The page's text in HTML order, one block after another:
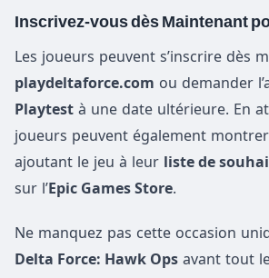
Inscrivez-vous dès Maintenant
Les joueurs peuvent s’inscrire dès
playdeltaforce.com ou demander
Playtest à une date ultérieure. En
joueurs peuvent également
ajoutant le jeu à leur liste de
sur l’Epic Games Store.
Ne manquez pas cette occasion
Delta Force: Hawk Ops avant tout